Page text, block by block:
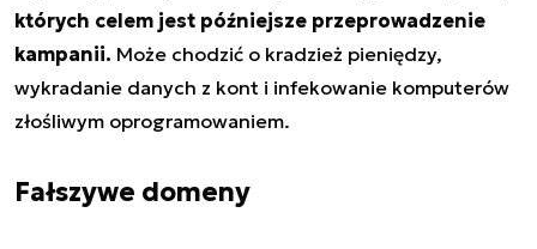
których celem jest późniejsze przeprowadzenie
kampanii. Może chodzić o kradzież pieniędzy,
wykradanie danych z kont i infekowanie komputerów
złośliwym oprogramowaniem.
Fałszywe domeny